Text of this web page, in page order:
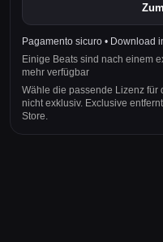
Pagamento sicuro • Download
Einige Beats sind nach einem
mehr verfügbar
Wähle die passende Lizenz für
nicht exklusiv. Exclusive
Store.